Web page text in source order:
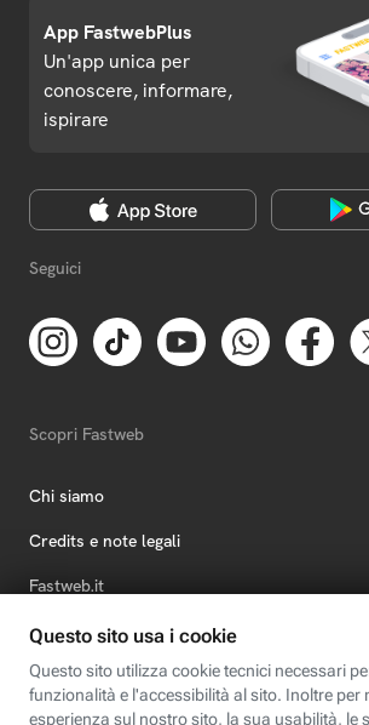
App FastwebPlus
Un'app unica per
conoscere, informare,
ispirare
Seguici
Scopri Fastweb
Chi siamo
Credits e note legali
Fastweb.it
Formazione
Fastweb Digital Academy